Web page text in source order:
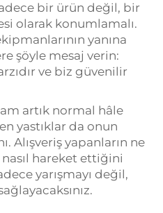
bir ürün değil, bir
olarak konumlamalı.
yanına
şöyle mesaj verin:
ve biz güvenilir
artık normal hâle
yastıklar da onun
Alışveriş yapanların ne
hareket ettiğini
yarışmayı değil,